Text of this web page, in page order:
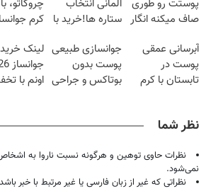
پوستت رو طوری
صاف میکنه انگار
شدی🔥
آلمانی انتخاب
ستاره ها!خرید با
چروکاتو،
کرم
تخفیف
فوری)
آبرسانی عمقی
پوست در
تابستان با کرم
جوانسازی طبیعی
پوست بدون
بوتاکس و جراحی
لینک
اونم با
نظر شما
نظرات حاوی توهین و هرگونه نسبت ناروا به
نمی‌شود.
نظراتی که غیر از زبان فارسی یا غیر مرتبط با خبر